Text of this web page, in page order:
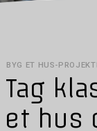
BYG ET HUS-
Tag
et hus